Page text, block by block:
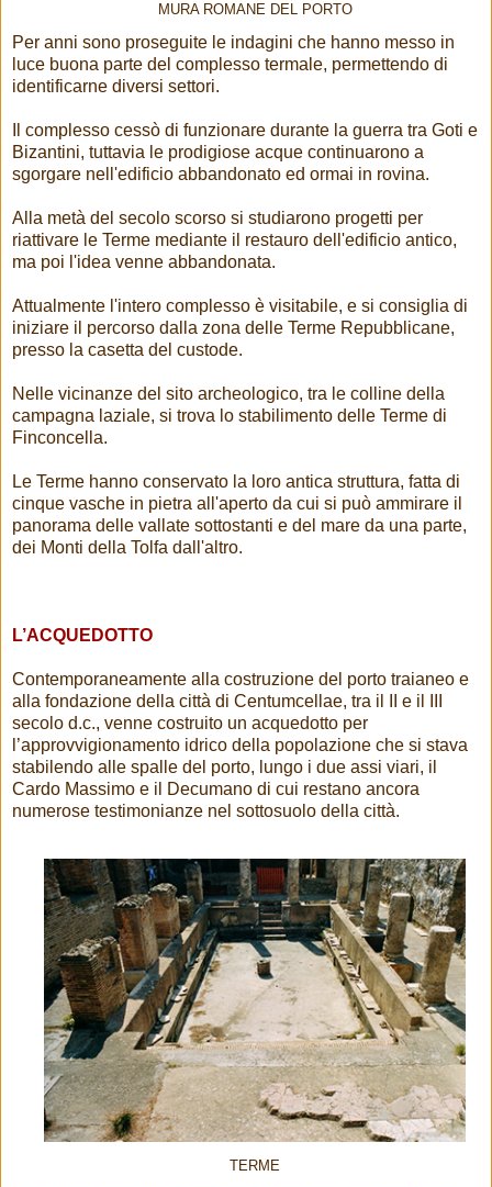
MURA ROMANE DEL PORTO
Per anni sono proseguite le indagini che hanno messo in
luce buona parte del complesso termale, permettendo di
identificarne diversi settori.
Il complesso cessò di funzionare durante la guerra tra Goti e
Bizantini, tuttavia le prodigiose acque continuarono a
sgorgare nell'edificio abbandonato ed ormai in rovina.
Alla metà del secolo scorso si studiarono progetti per
riattivare le Terme mediante il restauro dell'edificio antico,
ma poi l'idea venne abbandonata.
Attualmente l'intero complesso è visitabile, e si consiglia di
iniziare il percorso dalla zona delle Terme Repubblicane,
presso la casetta del custode.
Nelle vicinanze del sito archeologico, tra le colline della
campagna laziale, si trova lo stabilimento delle Terme di
Finconcella.
Le Terme hanno conservato la loro antica struttura, fatta di
cinque vasche in pietra all'aperto da cui si può ammirare il
panorama delle vallate sottostanti e del mare da una parte,
dei Monti della Tolfa dall'altro.
L’ACQUEDOTTO
Contemporaneamente alla costruzione del porto traianeo e
alla fondazione della città di Centumcellae, tra il II e il III
secolo d.c., venne costruito un acquedotto per
l’approvvigionamento idrico della popolazione che si stava
stabilendo alle spalle del porto, lungo i due assi viari, il
Cardo Massimo e il Decumano di cui restano ancora
numerose testimonianze nel sottosuolo della città.
TERME